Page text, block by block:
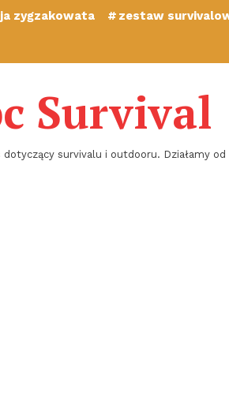
zygzakowata zestaw
Survival
survivalu i outdooru. Działamy od